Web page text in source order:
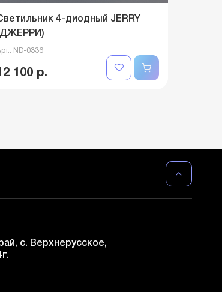
4-диодный JERRY
ND-0336
100 р.
с. Верхнерусское,